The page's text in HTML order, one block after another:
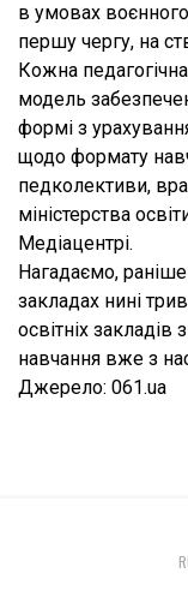
в умовах
першу чергу, на
Кожна
модель
формі з
щодо формату
педколективи,
міністерства
Медіацентрі.
Нагадаємо,
закладах нині
освітніх
навчання вже з
Джерело: 061.ua